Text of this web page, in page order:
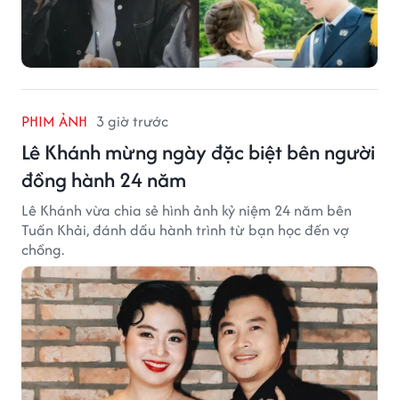
PHIM ẢNH 3 giờ trước
Lê Khánh mừng ngày đặc biệt bên người
đồng hành 24 năm
Lê Khánh vừa chia sẻ hình ảnh kỷ niệm 24 năm bên
Tuấn Khải, đánh dấu hành trình từ bạn học đến vợ
chồng.